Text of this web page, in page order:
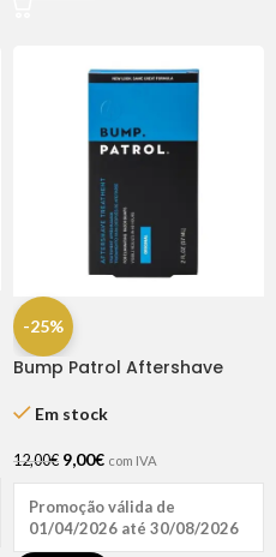
-25%
Bump Patrol Aftershave
Em stock
12,00€ 9,00€ com IVA
Promoção válida de
01/04/2026 até 30/08/2026